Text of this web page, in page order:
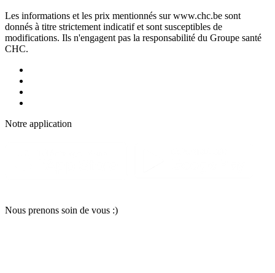
Les informations et les prix mentionnés sur www.chc.be sont
donnés à titre strictement indicatif et sont susceptibles de
modifications. Ils n'engagent pas la responsabilité du Groupe santé
CHC.
Notre application
Nous prenons soin de vous :)